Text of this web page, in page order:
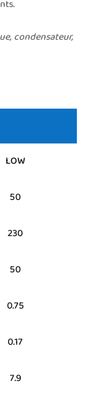
condensateur,
LOW
50
230
50
0.75
0.17
7.9